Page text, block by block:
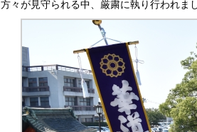
方々が見守られる中、厳粛に執り行われま